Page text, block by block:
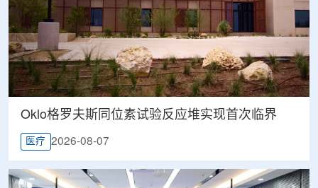
Oklo格罗夫斯同位素试验反应堆实现首次临界
医疗 2026-08-07